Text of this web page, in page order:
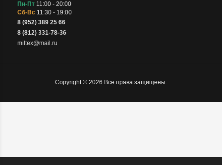
Пн-Пт 11:00 - 20:00
Сб-Вс 11:30 - 19:00
8 (952) 389 25 66
8 (812) 331-78-36
miltex@mail.ru
Copyright © 2026 Все права защищены.